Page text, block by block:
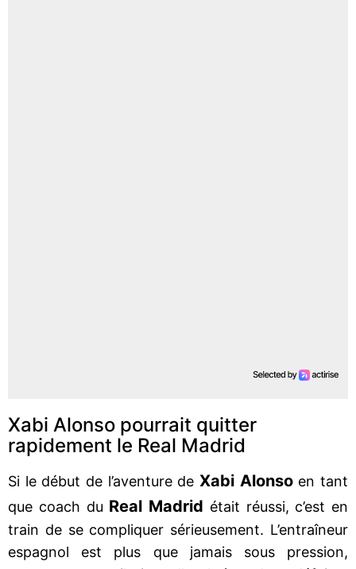
Xabi Alonso pourrait quitter
rapidement le Real Madrid
Si le début de l’aventure de Xabi Alonsoen tant
que coach du Real Madrid était réussi, c’est en
train de se compliquer sérieusement. L’entraîneur
espagnol est plus que jamais sous pression,